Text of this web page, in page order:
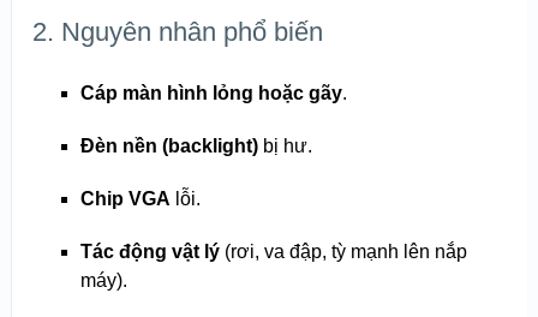
2. Nguyên nhân phổ biến
Cáp màn hình lỏng hoặc gãy.
Đèn nền (backlight)bị hư.
Chip VGA lỗi.
Tác động vật lý(rơi, va đập, tỳ mạnh lên nắp
máy).